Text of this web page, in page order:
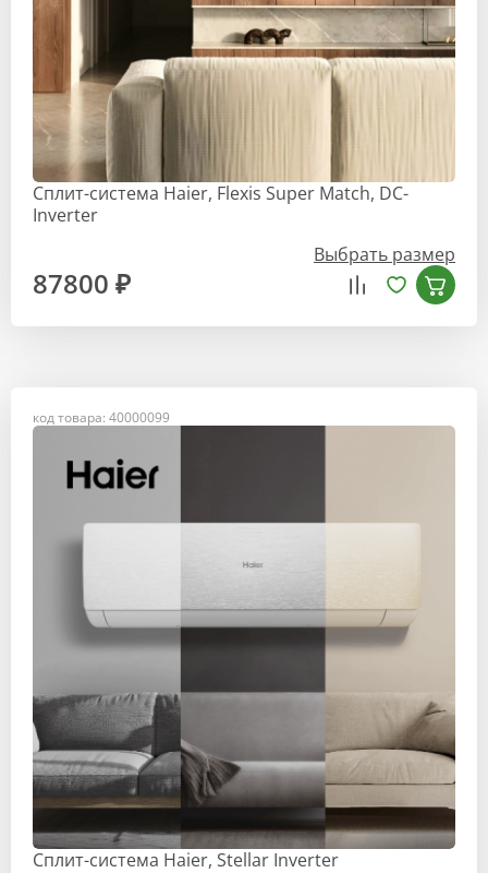
Сплит-система Haier, Flexis Super Match, DC-
Inverter
Выбрать размер
87800 ₽
код товара: 40000099
Сплит-система Haier, Stellar Inverter